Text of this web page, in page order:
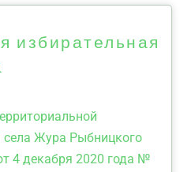
избирательная
села Жура Рыбницкого
4 декабря 2020 года №